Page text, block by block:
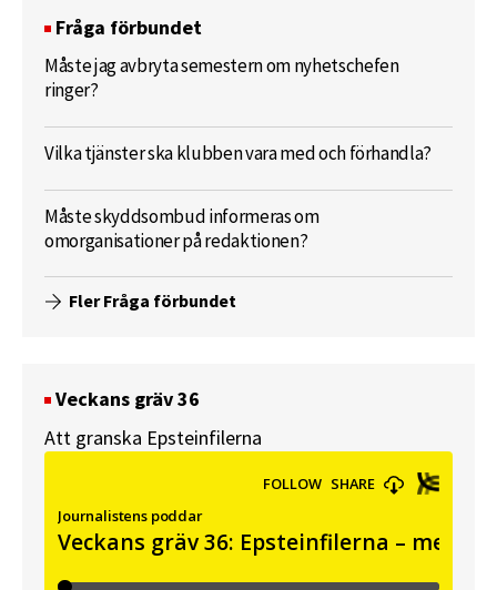
Fråga förbundet
Måste jag avbryta semestern om nyhetschefen
ringer?
Vilka tjänster ska klubben vara med och förhandla?
Måste skyddsombud informeras om
omorganisationer på redaktionen?
Fler Fråga förbundet
Veckans gräv 36
Att granska Epsteinfilerna